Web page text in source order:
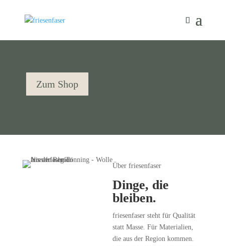
Zum Shop
Über friesenfaser
Dinge, die
bleiben.
friesenfaser steht für Qualität
statt Masse. Für Materialien,
die aus der Region kommen.